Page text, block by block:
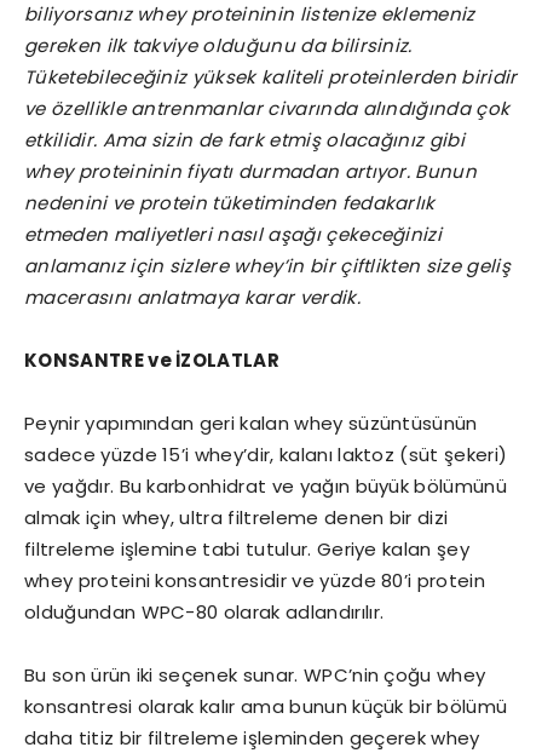
biliyorsanız whey proteininin listenize eklemeniz
gereken ilk takviye olduğunu da bilirsiniz.
Tüketebileceğiniz yüksek kaliteli proteinlerden biridir
ve özellikle antrenmanlar civarında alındığında çok
etkilidir. Ama sizin de fark etmiş olacağınız gibi
whey proteininin fiyatı durmadan artıyor. Bunun
nedenini ve protein tüketiminden fedakarlık
etmeden maliyetleri nasıl aşağı çekeceğinizi
anlamanız için sizlere whey’in bir çiftlikten size geliş
macerasını anlatmaya karar verdik.
KONSANTRE ve İZOLATLAR
Peynir yapımından geri kalan whey süzüntüsünün
sadece yüzde 15’i whey’dir, kalanı laktoz (süt şekeri)
ve yağdır. Bu karbonhidrat ve yağın büyük bölümünü
almak için whey, ultra filtreleme denen bir dizi
filtreleme işlemine tabi tutulur. Geriye kalan şey
whey proteini konsantresidir ve yüzde 80’i protein
olduğundan WPC-80 olarak adlandırılır.
Bu son ürün iki seçenek sunar. WPC’nin çoğu whey
konsantresi olarak kalır ama bunun küçük bir bölümü
daha titiz bir filtreleme işleminden geçerek whey